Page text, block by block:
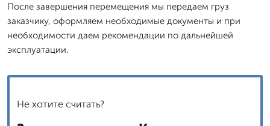
После завершения перемещения мы передаем груз
заказчику, оформляем необходимые документы и при
необходимости даем рекомендации по дальнейшей
эксплуатации.
Не хотите считать?